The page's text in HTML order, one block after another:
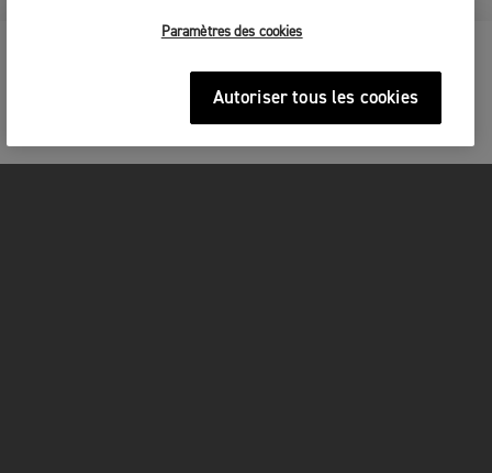
SPEEDMASTER
Paramètres des cookies
Autoriser tous les cookies